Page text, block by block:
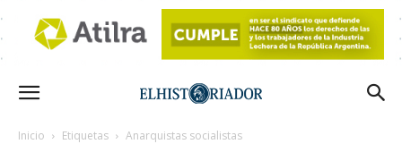
Inicio Etiquetas Anarquistas socialistas